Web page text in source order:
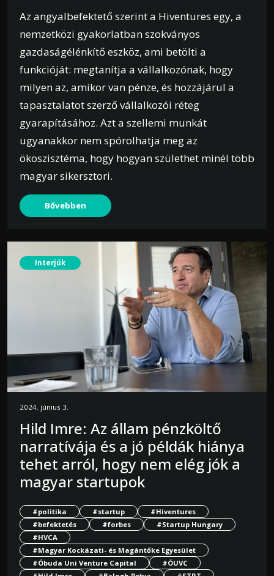
Az angyalbefektető szerint a Hiventures egy, a
nemzetközi gyakorlatban szokványos
gazdaságélénkítő eszköz, ami betölti a
funkcióját: megtanítja a vállalkozónak, hogy
milyen az, amikor van pénze, és hozzájárul a
tapasztalatot szerző vállalkozói réteg
gyarapításához. Azt a szellemi munkát
ugyanakkor nem spórolhatja meg az
ökoszisztéma, hogy hogyan születhet minél több
magyar sikersztori.
Bővebben
Interjúk
2024. június 3.
Hild Imre: Az állam pénzköltő
narratívája és a jó példák hiánya
tehet arról, hogy nem elég jók a
magyar startupok
#politika #startup
#Hiventures
#befektetés
#forbes
#Startup Hungary
#HVCA
#Magyar Kockázati- és Magántőke Egyesület
#Óbuda Uni Venture Capital
#ÓUVC